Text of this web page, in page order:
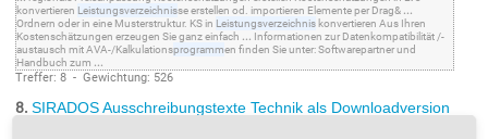
konvertieren Leistungsverzeichnisse erstellen od. importieren Elemente per Drag& ...
Ordnern oder in eine Musterstruktur. KS in Leistungsverzeichniskonvertieren Aus Ihren
Kostenschätzungen erzeugen Sie ganz einfach ... Informationen zur Datenkompatibilität /-
austausch mit AVA-/Kalkulationsprogrammen finden Sie unter: Softwarepartner und
Handbuch zum ...
Treffer: 8 - Gewichtung: 526
8. SIRADOS Ausschreibungstexte Technik als Downloadversion